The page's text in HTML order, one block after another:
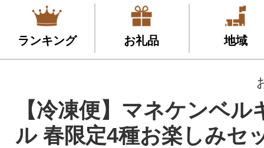
ランキング お礼品 地域
【冷凍便】マネケンベル
ル 春限定4種お楽しみセ